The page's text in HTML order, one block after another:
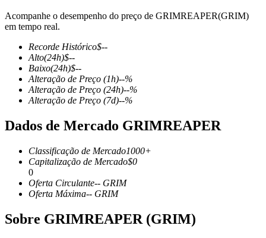
Futuros COIN-M
Futuros de criptomoeda
Derivativos de ações, câmbio, metais preciosos e commodities
Acompanhe o desempenho do preço de GRIMREAPER(GRIM)
em tempo real.
Recorde Histórico$--
Alto(24h)$--
Baixo(24h)$--
Alteração de Preço (1h)--%
Alteração de Preço (24h)--%
Alteração de Preço (7d)--%
Dados de Mercado GRIMREAPER
Classificação de Mercado1000+
Capitalização de Mercado$0
0
Oferta Circulante-- GRIM
Oferta Máxima-- GRIM
Sobre GRIMREAPER (GRIM)